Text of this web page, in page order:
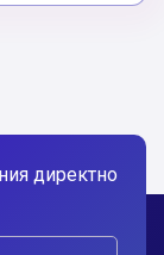
директно